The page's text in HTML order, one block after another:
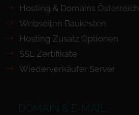
Hosting & Domains Österreich
Webseiten Baukasten
Hosting Zusatz Optionen
SSL Zertifikate
Wiederverkäufer Server
DOMAIN & E-MAIL